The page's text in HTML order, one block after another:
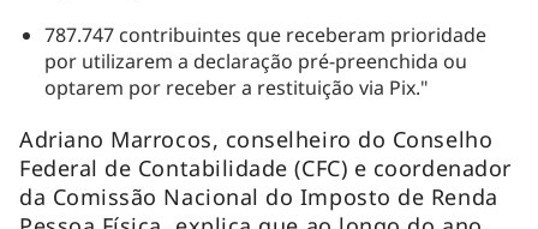
787.747 contribuintes que receberam prioridade
por utilizarem a declaração pré-preenchida ou
optarem por receber a restituição via Pix."
Adriano Marrocos, conselheiro do Conselho
Federal de Contabilidade (CFC) e coordenador
da Comissão Nacional do Imposto de Renda